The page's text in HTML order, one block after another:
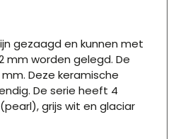
gezaagd en kunnen met
mm worden gelegd. De
Deze keramische
De serie heeft 4
grijs wit en glaciar